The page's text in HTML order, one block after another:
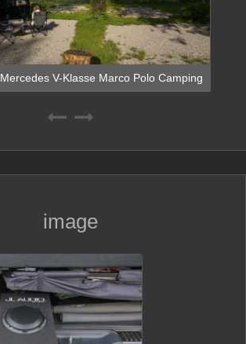
Mercedes V-Klasse Marco Polo Camping
image